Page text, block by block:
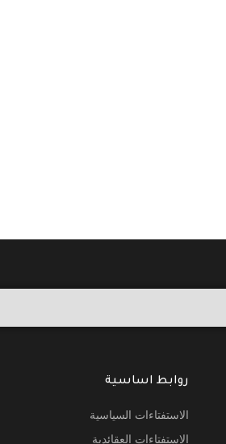
روابط اساسية
الاستفتاءات السياسية
الاستفتاءات العقائدية